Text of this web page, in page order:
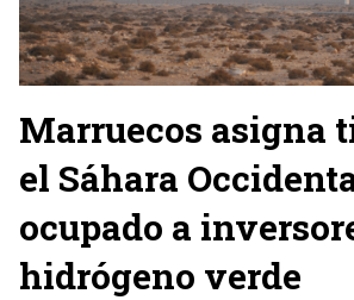
Marruecos asigna
el Sáhara
ocupado a
hidrógeno verde